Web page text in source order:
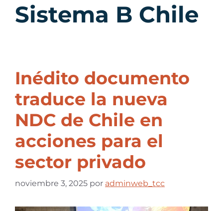
Sistema B Chile
Inédito documento
traduce la nueva
NDC de Chile en
acciones para el
sector privado
noviembre 3, 2025 por adminweb_tcc